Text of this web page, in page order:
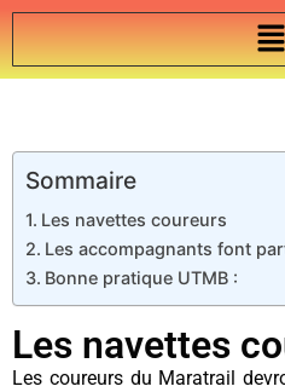
Sommaire
Les navettes coureurs
Les accompagnants font
Bonne pratique UTMB :
Les navettes
Les coureurs du Maratrail